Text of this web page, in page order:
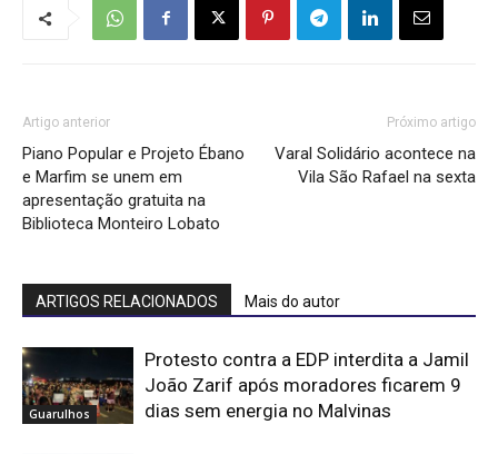
Artigo anterior
Piano Popular e Projeto Ébano
e Marfim se unem em
apresentação gratuita na
Biblioteca Monteiro Lobato
Próximo artigo
Varal Solidário acontece na
Vila São Rafael na sexta
ARTIGOS RELACIONADOS Mais do autor
Guarulhos
Protesto contra a EDP interdita a Jamil
João Zarif após moradores ficarem 9
dias sem energia no Malvinas